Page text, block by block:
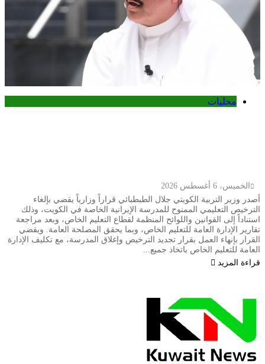
محليات
الخميس، 6 أغسطس 2026
أصدر وزير التربية الكويتي جلال الطبطبائي قراراً وزارياً يقضي بإلغاء
الترخيص التعليمي الممنوح للمدرسة الإيرانية الخاصة في الكويت، وذلك
استناداً إلى القوانين واللوائح المنظمة لقطاع التعليم الخاص، وبعد مراجعة
تقارير الإدارة العامة للتعليم الخاص، وبما يحقق المصلحة العامة. ويقضي
القرار بإنهاء العمل بقرار تجديد الترخيص وإغلاق المدرسة، مع تكليف الإدارة
العامة للتعليم الخاص باتخاذ جميع...
قراءة المزيد